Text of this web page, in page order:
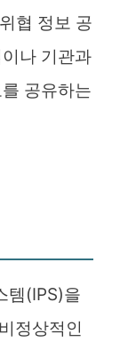
협 정보 공
나 기관과
공유하는
템(IPS)을
정상적인